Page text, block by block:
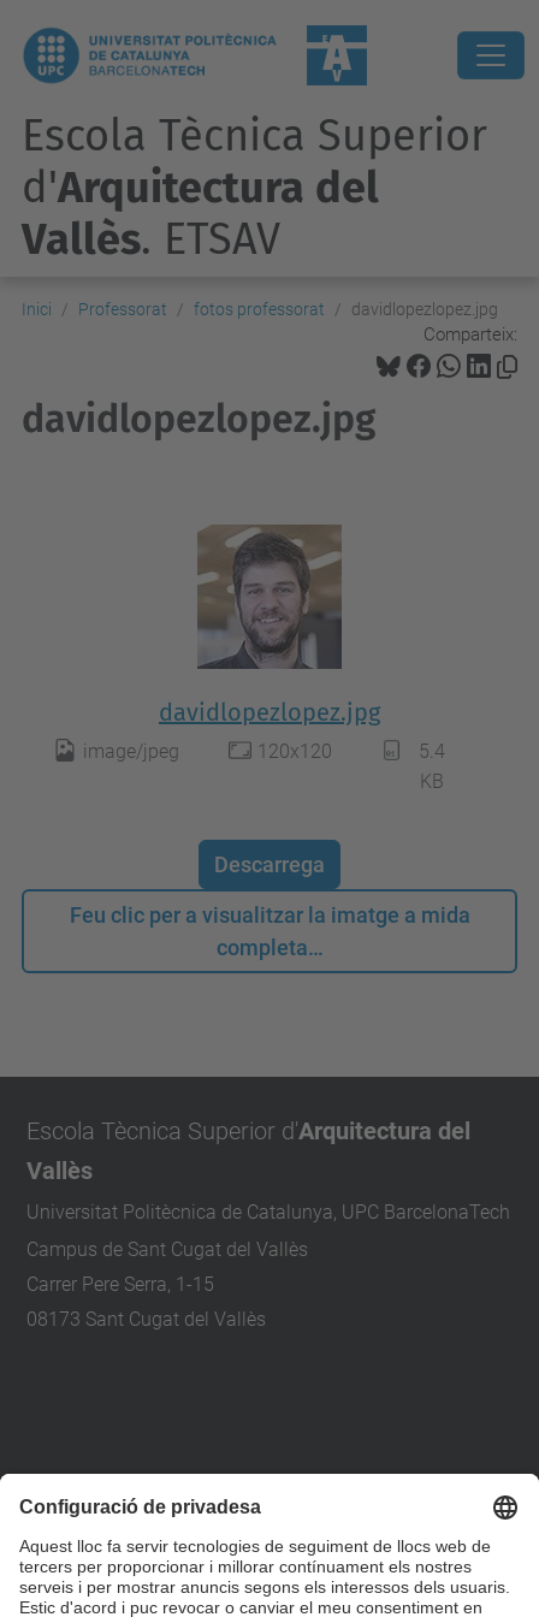
Escola Tècnica Superior
d'Arquitectura del
Vallès. ETSAV
Inici Professorat fotos professorat davidlopezlopez.jpg
Comparteix:
davidlopezlopez.jpg
davidlopezlopez.jpg
image/jpeg 120x120
5.4
KB
Descarrega
Feu clic per a visualitzar la imatge a mida
completa…
Escola Tècnica Superior d'Arquitectura del
Vallès
Universitat Politècnica de Catalunya, UPC BarcelonaTech
Campus de Sant Cugat del Vallès
Carrer Pere Serra, 1-15
08173 Sant Cugat del Vallès
etsav@upc.edu
contacte